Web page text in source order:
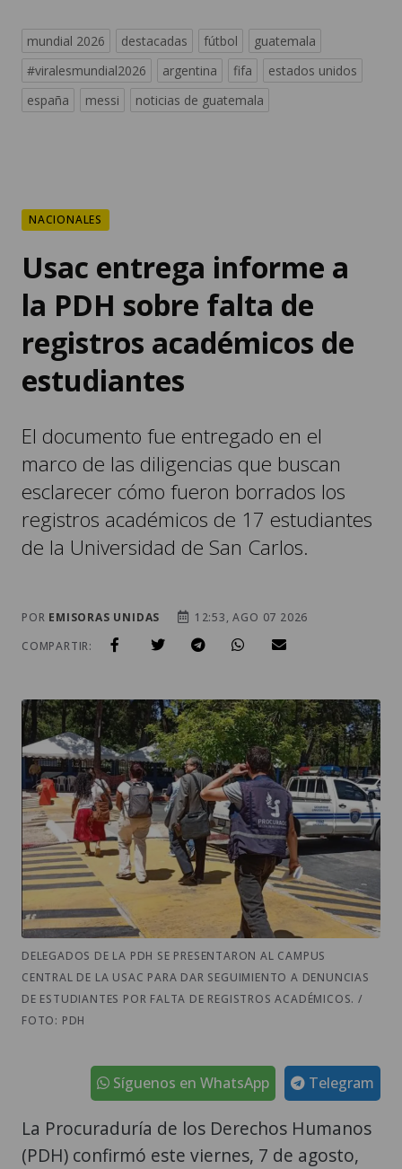
mundial 2026 destacadas fútbol
guatemala
#viralesmundial2026
argentina fifa
estados unidos
españa
messi noticias de guatemala
NACIONALES
Usac entrega informe a
la PDH sobre falta de
registros académicos de
estudiantes
El documento fue entregado en el
marco de las diligencias que buscan
esclarecer cómo fueron borrados los
registros académicos de 17 estudiantes
de la Universidad de San Carlos.
POR EMISORAS UNIDAS
12:53, AGO 07 2026
COMPARTIR:
DELEGADOS DE LA PDH SE PRESENTARON AL CAMPUS
CENTRAL DE LA USAC PARA DAR SEGUIMIENTO A DENUNCIAS
DE ESTUDIANTES POR FALTA DE REGISTROS ACADÉMICOS. /
FOTO: PDH
Telegram
Síguenos en WhatsApp
La Procuraduría de los Derechos Humanos
(PDH) confirmó este viernes, 7 de agosto,